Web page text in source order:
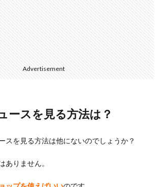
Advertisement
ースを見る方法は？
スを見る方法は他にないのでしょうか？
ありません。